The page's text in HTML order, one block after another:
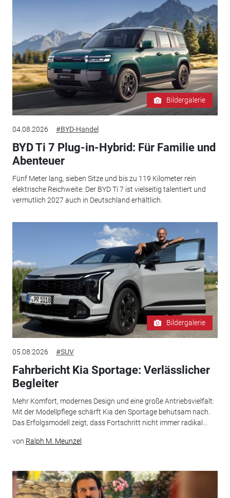
Bildergalerie
04.08.2026 #BYD-Handel
BYD Ti 7 Plug-in-Hybrid: Für Familie und
Abenteuer
Fünf Meter lang, sieben Sitze und bis zu 119 Kilometer rein
elektrische Reichweite: Der BYD Ti 7 ist vielseitig talentiert und
vermutlich 2027 auch in Deutschland erhältlich.
Bildergalerie
05.08.2026 #SUV
Fahrbericht Kia Sportage: Verlässlicher
Begleiter
Mehr Komfort, modernes Design und eine große Antriebsvielfalt:
Mit der Modellpflege schärft Kia den Sportage behutsam nach.
Das Erfolgsmodell zeigt, dass Fortschritt nicht immer radikal...
von Ralph M. Meunzel